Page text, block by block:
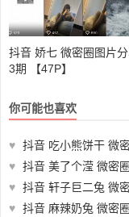
抖音 娇七 微密圈图片
3期 【47P】
你可能也喜欢
♥ 抖音 吃小熊饼干 微密圈图片
♥ 抖音 美了个滢 微密圈图片分
♥ 抖音 轩子巨二兔 微
♥ 抖音 麻辣奶兔 微密圈图片